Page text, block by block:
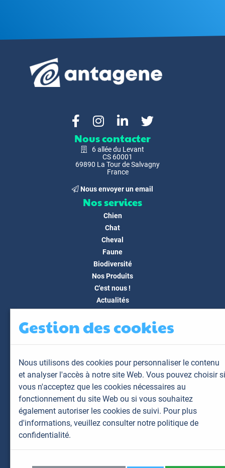
Nous contacter
6 allée du Levant
CS 60001
69890 La Tour de Salvagny
France
Nous envoyer un email
Nos services
Chien
Chat
Cheval
Faune
Biodiversité
Nos Produits
C'est nous !
Actualités
FAQ
Mon espace
Mes animaux
Mes résultats
Mes commandes
Mes factures
Gestion des cookies
Nous utilisons des cookies pour personnaliser le contenu
et analyser l'accès à notre site Web. Vous pouvez choisir si
vous n'acceptez que les cookies nécessaires au
fonctionnement du site Web ou si vous souhaitez
également autoriser les cookies de suivi. Pour plus
d'informations, veuillez consulter notre politique de
confidentialité.